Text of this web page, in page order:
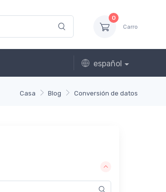
0
Carro
español
Casa Blog Conversión de datos